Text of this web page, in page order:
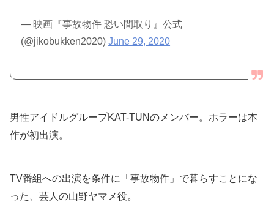
— 映画『事故物件 恐い間取り』公式
(@jikobukken2020)June 29, 2020
男性アイドルグループKAT-TUNのメンバー。ホラーは本
作が初出演。
TV番組への出演を条件に「事故物件」で暮らすことにな
った、芸人の山野ヤマメ役。